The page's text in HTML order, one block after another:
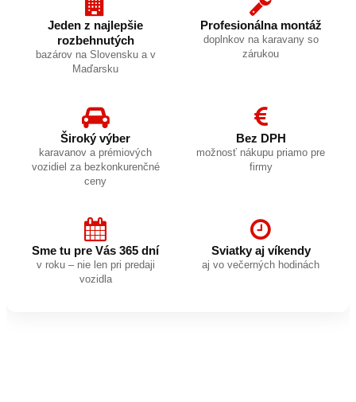
Jeden z najlepšie
rozbehnutých
bazárov na Slovensku a v
Maďarsku
Profesionálna montáž
doplnkov na karavany so
zárukou
Široký výber
karavanov a prémiových
vozidiel za bezkonkurenčné
ceny
Bez DPH
možnosť nákupu priamo pre
firmy
Sme tu pre Vás 365 dní
v roku – nie len pri predaji
vozidla
Sviatky aj víkendy
aj vo večerných hodinách